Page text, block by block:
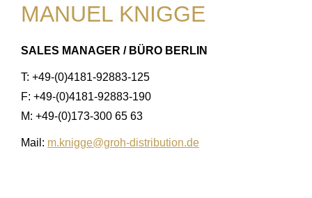
MANUEL KNIGGE
SALES MANAGER / BÜRO BERLIN
T: +49-(0)4181-92883-125
F: +49-(0)4181-92883-190
M: +49-(0)173-300 65 63
Mail: m.knigge@groh-distribution.de